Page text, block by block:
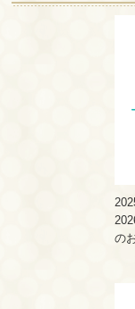
の